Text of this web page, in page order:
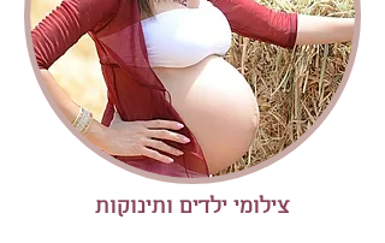
צילומי ילדים ותינוקות